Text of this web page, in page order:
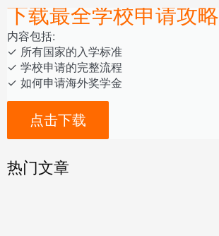
下载最全学校申请攻略
内容包括:
‎‏‏‎‎‏‏‎‎‏✓ ‎所有国家的入学标准
✓ 学校申请的完整流程
✓ 如何申请海外奖学金
点击下载
热门文章